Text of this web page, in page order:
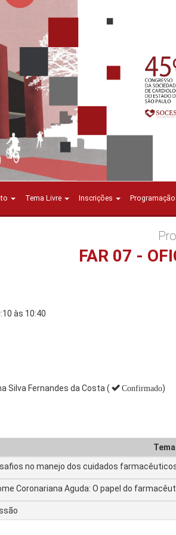
Tema Livre Inscrições Programação
FAR 07 -
às 10:40
Silva Fernandes da Costa ( Confirmado)
Tema
no manejo dos cuidados
Coronariana Aguda: O papel do